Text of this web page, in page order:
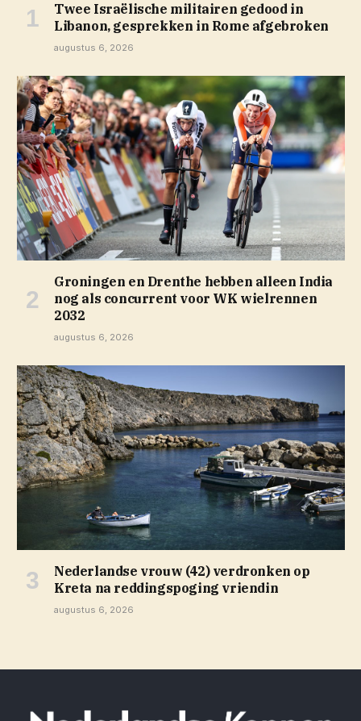
Twee Israëlische militairen gedood in
Libanon, gesprekken in Rome afgebroken
augustus 6, 2026
Groningen en Drenthe hebben alleen India
nog als concurrent voor WK wielrennen
2032
augustus 6, 2026
Nederlandse vrouw (42) verdronken op
Kreta na reddingspoging vriendin
augustus 6, 2026